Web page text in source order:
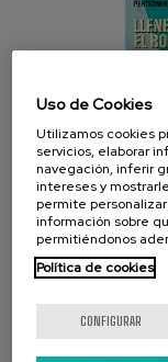
Uso de Cookies
Utilizamos cookies
servicios, elaborar
navegación, inferir
intereses y
permite
información sobre
permitiéndonos
Política de cookies
CONFIGURAR